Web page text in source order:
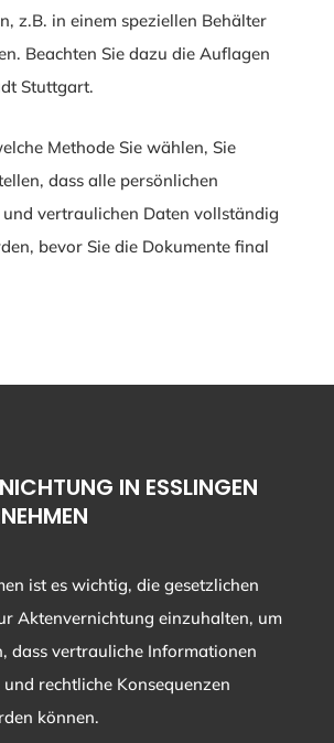
z.B. in einem speziellen Behälter
Beachten Sie dazu die Auflagen
Stuttgart.
Methode Sie wählen, Sie
dass alle persönlichen
vertraulichen Daten vollständig
bevor Sie die Dokumente final
IN ESSLINGEN
ist es wichtig, die gesetzlichen
Aktenvernichtung einzuhalten, um
dass vertrauliche Informationen
rechtliche Konsequenzen
können.